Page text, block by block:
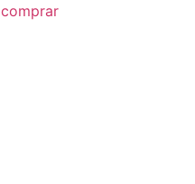
comprar